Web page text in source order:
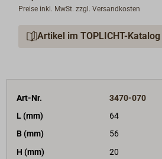
Preise inkl. MwSt. zzgl. Versandkosten
Artikel im TOPLICHT-
Art-Nr.
3470-070
L (mm)
64
B (mm)
56
H (mm)
20